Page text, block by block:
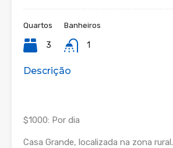
Quartos
3
Banheiros
1
Descrição
$1000: Por dia
Casa Grande, localizada na zona rural.